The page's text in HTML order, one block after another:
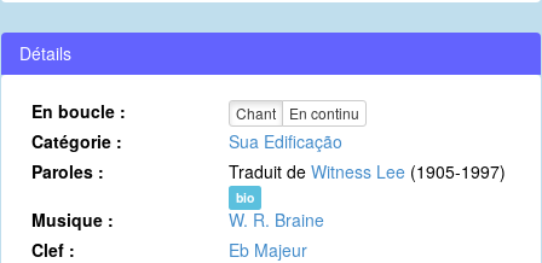
Détails
En boucle : Chant En continu
Catégorie :
Sua Edificação
Paroles :
Traduit de Witness Lee (1905-1997)
bio
Musique :
W. R. Braine
Clef :
Eb Majeur